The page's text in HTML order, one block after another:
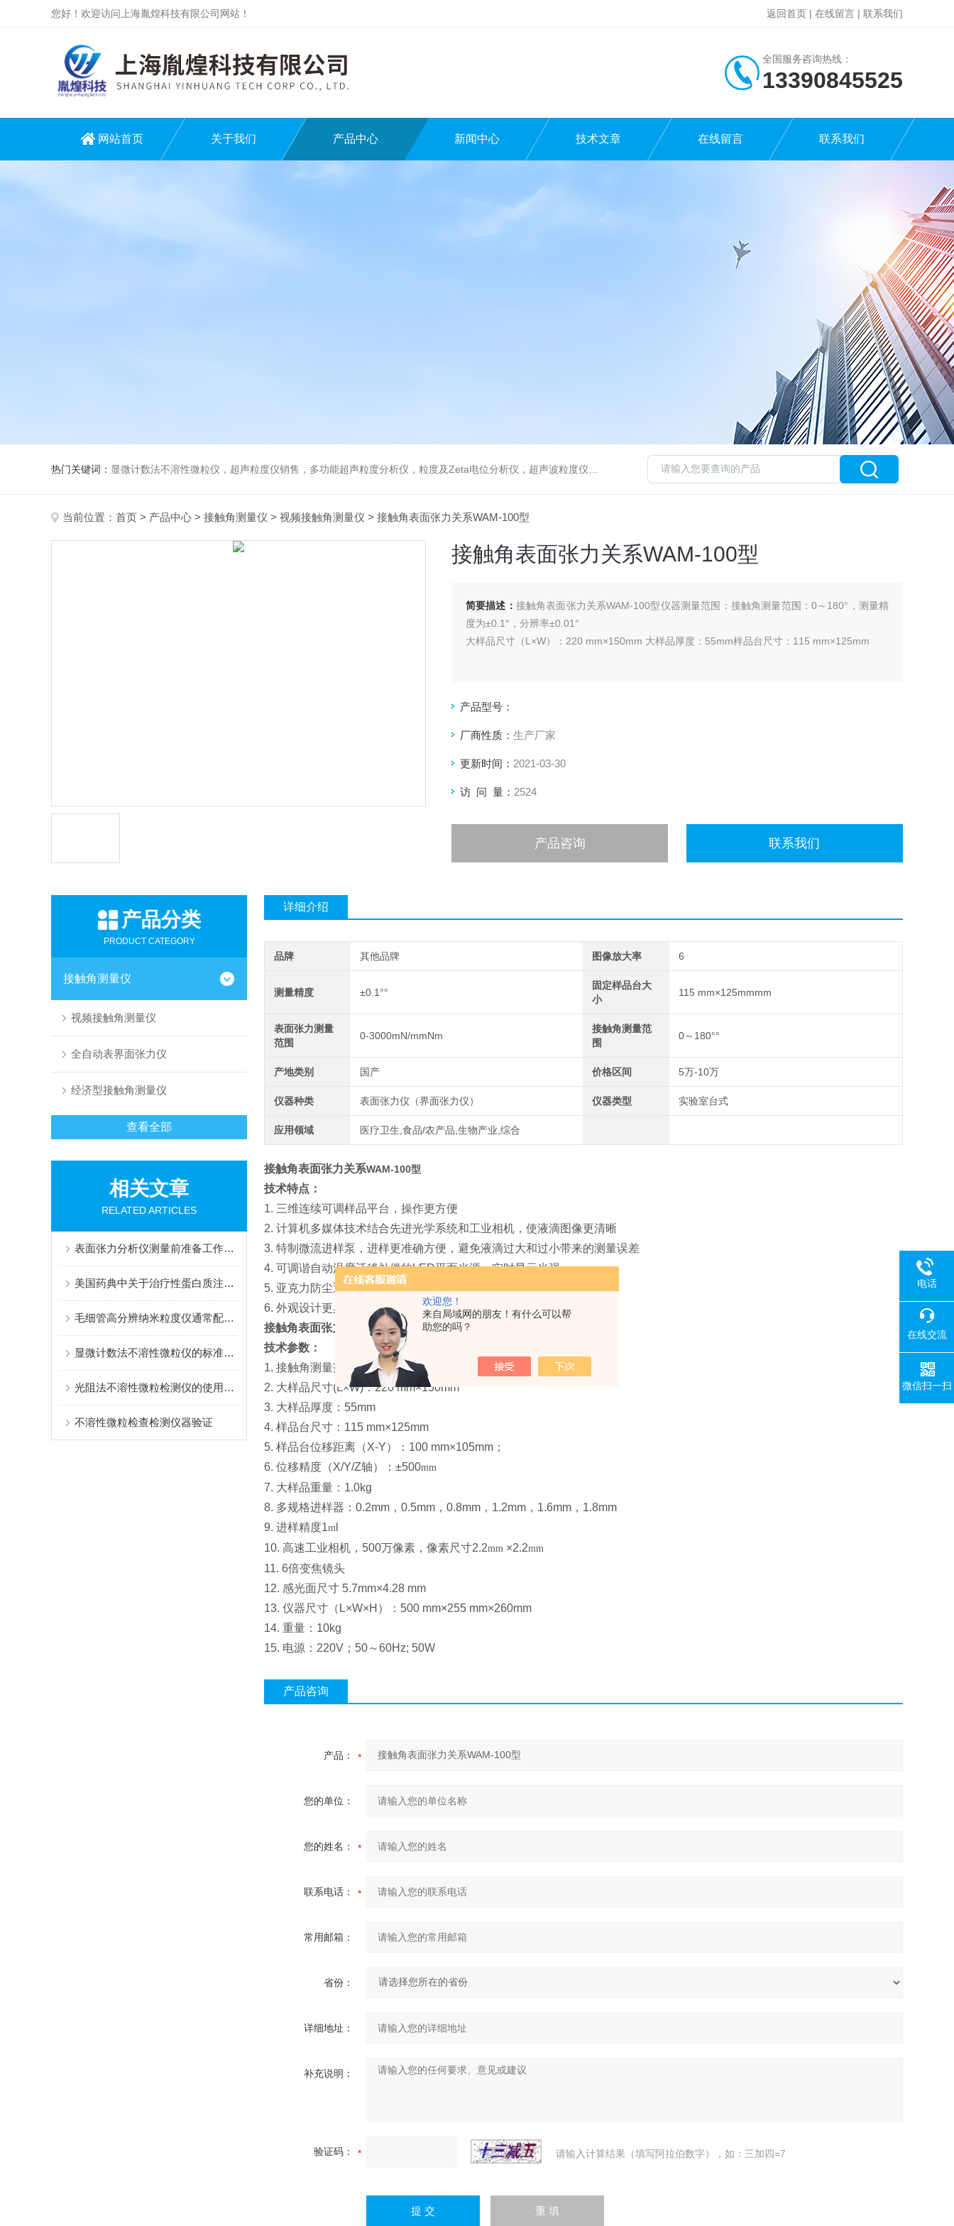
欢迎您！
来自局域网的朋友！有什么可以帮
助您的吗？
您好！欢迎访问上海胤煌科技有限公司网站！ 返回首页 | 在线留言 | 联系我们
全国服务咨询热线：
13390845525
网站首页 关于我们 产品中心 新闻中心 技术文章 在线留言 联系我们
热门关键词： 显微计数法不溶性微粒仪，超声粒度仪销售，多功能超声粒度分析仪，粒度及Zeta电位分析仪，超声波粒度仪，澄清度检查专用伞棚灯，伞棚灯，超声粒度仪超声电位分析仪
当前位置： 首页 > 产品中心 > 接触角测量仪 > 视频接触角测量仪 > 接触角表面张力关系WAM-100型
接触角表面张力关系WAM-100型
简要描述： 接触角表面张力关系WAM-100型仪器测量范围：接触角测量范围：0～180°，测量精
度为±0.1°，分辨率±0.01°
大样品尺寸（L×W）：220 mm×150mm 大样品厚度：55mm样品台尺寸：115 mm×125mm
产品型号：
厂商性质： 生产厂家
更新时间： 2021-03-30
访 问 量： 2524
产品咨询 联系我们
产品分类
PRODUCT CATEGORY
接触角测量仪
视频接触角测量仪
全自动表界面张力仪
经济型接触角测量仪
查看全部
相关文章
RELATED ARTICLES
表面张力分析仪测量前准备工作有哪些？
美国药典中关于治疗性蛋白质注射剂中的不溶性微粒异物检测要求及仪器推荐
毛细管高分辨纳米粒度仪通常配备了智能化的软件控制系统
显微计数法不溶性微粒仪的标准化操作
光阻法不溶性微粒检测仪的使用方法
不溶性微粒检查检测仪器验证
详细介绍
品牌 其他品牌 图像放大率 6
测量精度 ±0.1°°
固定样品台大
小
115 mm×125mmmm
表面张力测量
范围
0-3000mN/mmNm
接触角测量范
围
0～180°°
产地类别 国产 价格区间 5万-10万
仪器种类 表面张力仪（界面张力仪） 仪器类型 实验室台式
应用领域 医疗卫生,食品/农产品,生物产业,综合
接触角表面张力关系WAM-100型
技术特点：
1. 三维连续可调样品平台，操作更方便
2. 计算机多媒体技术结合先进光学系统和工业相机，使液滴图像更清晰
3. 特制微流进样泵，进样更准确方便，避免液滴过大和过小带来的测量误差
4. 可调谐自动温度迁移补偿的LED平面光源，实时显示光强
5. 亚克力防尘遮光罩，避免环境光影响，维护更简单
6. 外观设计更具科技感
接触角表面张力关
WAM-100型
技术参数：
1. 接触角测量范围：0～180°，测量精度为±0.1°，分辨率±0.01°
2. 大样品尺寸(L×W)：220 mm×150mm
3. 大样品厚度：55mm
4. 样品台尺寸：115 mm×125mm
5. 样品台位移距离（X-Y）：100 mm×105mm；
6. 位移精度（X/Y/Z轴）：±500mm
7. 大样品重量：1.0kg
8. 多规格进样器：0.2mm，0.5mm，0.8mm，1.2mm，1.6mm，1.8mm
9. 进样精度1m
10. 高速工业相机，500万像素，像素尺寸2.2mm ×2.2mm
11. 6倍变焦镜头
12. 感光面尺寸 5.7mm×4.28 mm
13. 仪器尺寸（L×W×H）：500 mm×255 mm×260mm
14. 重量：10kg
15. 电源：220V；50～60Hz; 50W
产品咨询
产品：
您的单位：
您的姓名：
联系电话：
常用邮箱：
省份：
详细地址：
补充说明：
验证码： 请输入计算结果（填写阿拉伯数字），如：三加四=7
电话
在线交流
微信扫一扫